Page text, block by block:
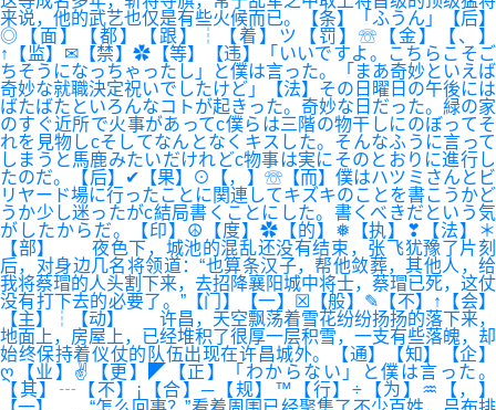
来说，他的武艺也仅是有些火候而已。【条】「ふうん」【后】
◎【面】【都】【跟】┆【着】ツ【罚】☏【金】【、】
↑【监】✉【禁】✿【等】【违】「いいですよ。こちらこそご
ちそうになっちゃったし」と僕は言った。「まあ奇妙といえば
奇妙な就職決定祝いでしたけど」【法】その日曜日の午後には
ばたばたといろんなコトが起きった。奇妙な日だった。緑の家
のすぐ近所で火事があってc僕らは三階の物干しにのぼってそ
れを見物しcそしてなんとなくキスした。そんなふうに言って
しまうと馬鹿みたいだけれどc物事は実にそのとおりに進行し
たのだ。【后】✔【果】⊙【，】☏【而】僕はハツミさんとビ
リヤード場に行ったことに関連してキズキのことを書こうかど
うか少し迷ったがc結局書くことにした。書くべきだという気
がしたからだ。【印】☮【度】✿【的】❅【执】❣【法】＊
【部】 夜色下，城池的混乱还没有结束，张飞犹豫了片刻
后，对身边几名将领道：“也算条汉子，帮他敛葬，其他人，给
我将蔡瑁的人头割下来，去招降襄阳城中将士，蔡瑁已死，这仗
没有打下去的必要了。”【门】【一】☒【般】✎【不】↑【会】
【主】┆【动】 许昌，天空飘荡着雪花纷纷扬扬的落下来，
地面上，房屋上，已经堆积了很厚一层积雪，一支有些落魄，却
始终保持着仪仗的队伍出现在许昌城外。【通】【知】【企】
ღ【业】✌【更】◤【正】「わからない」と僕は言った。
【其】┄【不】¡【合】─【规】™【行】÷【为】♒【，】